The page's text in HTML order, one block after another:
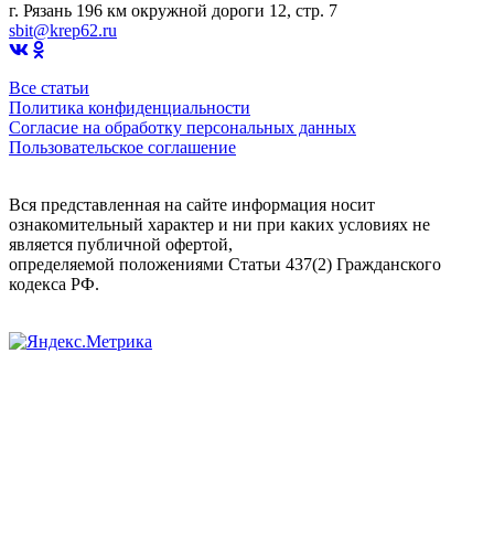
г. Рязань 196 км окружной дороги 12, стр. 7
sbit@krep62.ru
Все статьи
Политика конфиденциальности
Согласие на обработку персональных данных
Пользовательское соглашение
Вся представленная на сайте информация носит
ознакомительный характер и ни при каких условиях не
является публичной офертой,
определяемой положениями Статьи 437(2) Гражданского
кодекса РФ.